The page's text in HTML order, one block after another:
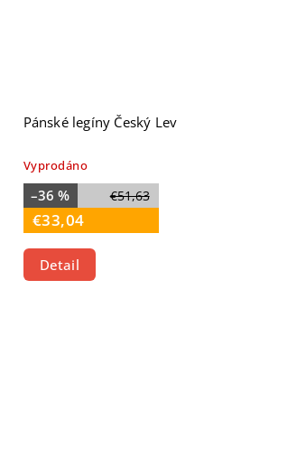
Pánské legíny Český Lev
Vyprodáno
€51,63
–36 %
€33,04
Detail